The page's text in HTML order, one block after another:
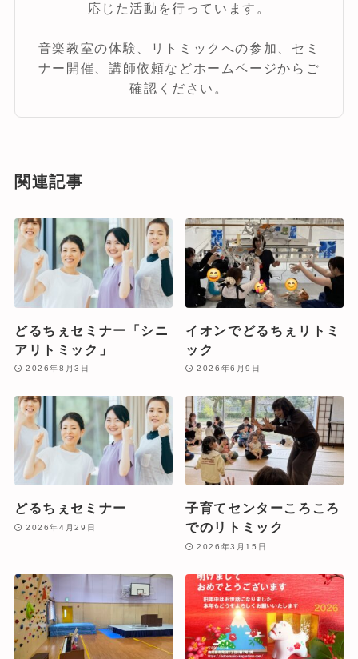
応じた活動を行っています。
音楽教室の体験、リトミックへの参加、セミ
ナー開催、講師依頼などホームページからご
確認ください。
関連記事
どるちぇセミナー「シニ
アリトミック」
2026年8月3日
イオンでどるちぇリトミ
ック
2026年6月9日
どるちぇセミナー
2026年4月29日
子育てセンターころころ
でのリトミック
2026年3月15日